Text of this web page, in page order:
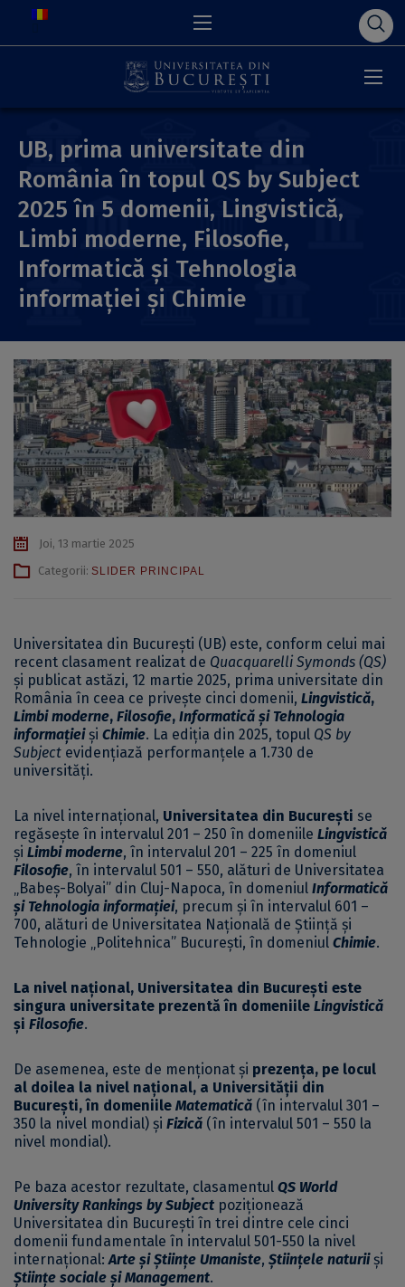
UB, prima universitate din
România în topul QS by Subject
2025 în 5 domenii, Lingvistică,
Limbi moderne, Filosofie,
Informatică și Tehnologia
informației și Chimie
Joi, 13 martie 2025
Categorii: SLIDER PRINCIPAL
Universitatea din București (UB) este, conform celui mai
recent clasament realizat de Quacquarelli Symonds (QS)
și publicat astăzi, 12 martie 2025, prima universitate din
România în ceea ce privește cinci domenii, Lingvistică,
Limbi moderne, Filosofie, Informatică și Tehnologia
informației și Chimie. La ediția din 2025, topul QS by
Subject evidențiază performanțele a 1.730 de
universități.
La nivel internațional, Universitatea din București se
regăsește în intervalul 201 – 250 în domeniile Lingvistică
și Limbi moderne, în intervalul 201 – 225 în domeniul
Filosofie, în intervalul 501 – 550, alături de Universitatea
„Babeș-Bolyai” din Cluj-Napoca, în domeniul Informatică
și Tehnologia informației, precum și în intervalul 601 –
700, alături de Universitatea Națională de Știință și
Tehnologie „Politehnica” București, în domeniul Chimie.
La nivel național, Universitatea din București este
singura universitate prezentă în domeniile Lingvistică
și Filosofie.
De asemenea, este de menționat și prezența, pe locul
al doilea la nivel național, a Universității din
București, în domeniile Matematică (în intervalul 301 –
350 la nivel mondial) și Fizică (în intervalul 501 – 550 la
nivel mondial).
Pe baza acestor rezultate, clasamentul QS World
University Rankings by Subject poziționează
Universitatea din București în trei dintre cele cinci
domenii fundamentale în intervalul 501-550 la nivel
internațional:Arte și Științe Umaniste, Științele naturiiși
Științe sociale și Management.